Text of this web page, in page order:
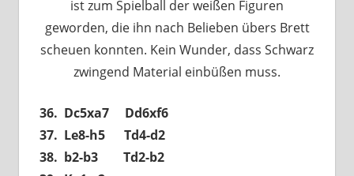
ist zum Spielball der weißen Figuren
geworden, die ihn nach Belieben übers Brett
scheuen konnten. Kein Wunder, dass Schwarz
zwingend Material einbüßen muss.
36. Dc5xa7 Dd6xf6
37. Le8-h5 Td4-d2
38. b2-b3 Td2-b2